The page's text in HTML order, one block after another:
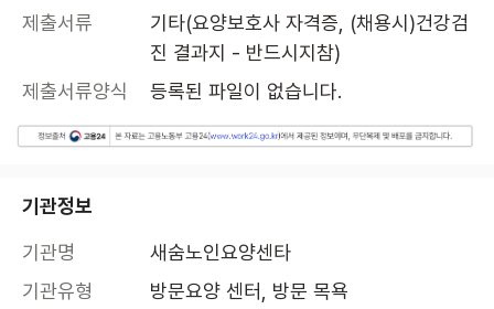
제출서류
기타(요양보호사 자격증, (채용시)건강검
진 결과지 - 반드시지참)
제출서류양식
등록된 파일이 없습니다.
기관정보
기관명
새숨노인요양센타
기관유형
방문요양 센터, 방문 목욕